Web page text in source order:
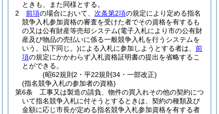
ときも、また同様とする。
2
前項の場合において、 次条第2項の規定により定める指名
競争入札参加資格の審査を受けた者でその資格を有するも
の又は公有財産等売却システム(電子入札により市の公有財
産及び物品の売払いに係る一般競争入札を行うシステムを
いう。以下同じ。)による入札に参加しようとする者は、 前
項の規定にかかわらず入札資格証明書の提出を省略するこ
とができる。
(昭62規則2・平22規則34・一部改正)
(指名競争入札の参加者の資格)
第6条
工事又は製造の請負、物件の買入れその他の契約につ
いて指名競争入札に付そうとするときは、契約の種類及び
金額に応じ市長が定める指名競争入札参加資格を有する者